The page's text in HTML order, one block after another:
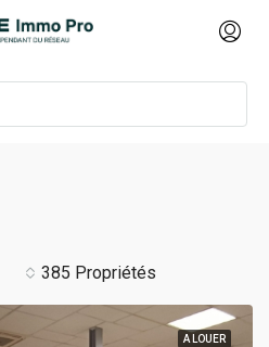
385 Propriétés
A LOUER